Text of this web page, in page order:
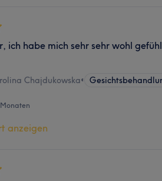
ich habe mich sehr sehr wohl
Chajdukowska•
anzeigen